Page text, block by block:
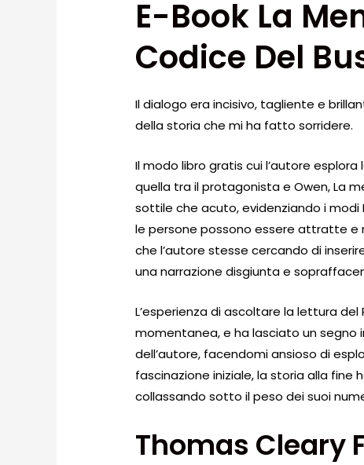
E-Book La
Codice Del
Il dialogo era incisivo, tagliente e
della storia che mi ha fatto sorridere.
Il modo libro gratis cui l’autore
quella tra il protagonista e Owen, La
sottile che acuto, evidenziando i modi
le persone possono essere attratte
che l’autore stesse cercando di
una narrazione disgiunta e
L’esperienza di ascoltare la lettura del
momentanea, e ha lasciato un segno
dell’autore, facendomi ansioso di
fascinazione iniziale, la storia alla fine
collassando sotto il peso dei suoi
Thomas Cleary